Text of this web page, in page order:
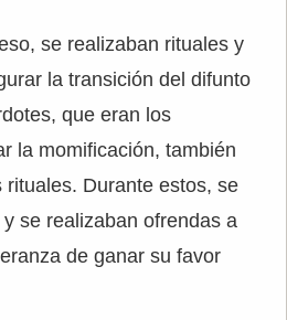
se realizaban rituales y
la transición del difunto
que eran los
la momificación, también
rituales. Durante estos, se
se realizaban ofrendas a
de ganar su favor